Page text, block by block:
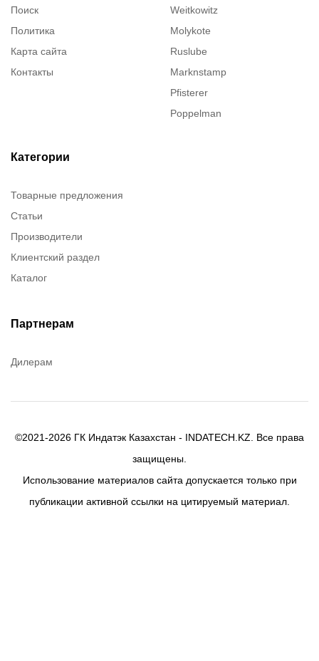
Поиск
Политика
Карта сайта
Контакты
Weitkowitz
Molykote
Ruslube
Marknstamp
Pfisterer
Poppelman
Категории
Товарные предложения
Статьи
Производители
Клиентский раздел
Каталог
Партнерам
Дилерам
©2021-2026 ГК Индатэк Казахстан - INDATECH.KZ. Все права
защищены.
Использование материалов сайта допускается только при
публикации активной ссылки на цитируемый материал.